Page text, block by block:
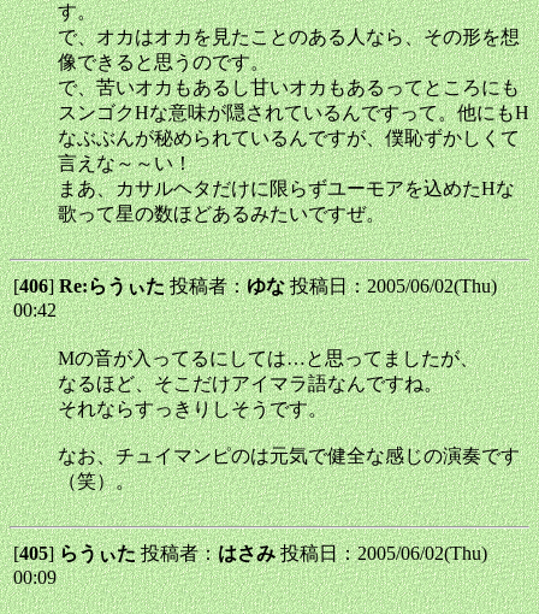
す。
で、オカはオカを見たことのある人なら、その形を想
像できると思うのです。
で、苦いオカもあるし甘いオカもあるってところにも
スンゴクHな意味が隠されているんですって。他にもH
なぶぶんが秘められているんですが、僕恥ずかしくて
言えな～～い！
まあ、カサルヘタだけに限らずユーモアを込めたHな
歌って星の数ほどあるみたいですぜ。
[406]Re:らうぃた投稿者：ゆな投稿日：2005/06/02(Thu)
00:42
Mの音が入ってるにしては…と思ってましたが、
なるほど、そこだけアイマラ語なんですね。
それならすっきりしそうです。
なお、チュイマンピのは元気で健全な感じの演奏です
（笑）。
[405]らうぃた投稿者：はさみ投稿日：2005/06/02(Thu)
00:09